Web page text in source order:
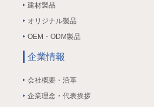
建材製品
オリジナル製品
OEM・ODM製品
企業情報
会社概要・沿革
企業理念・代表挨拶